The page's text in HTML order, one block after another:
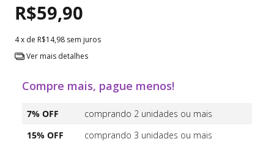
R$59,90
4x de R$14,98 sem juros
Ver mais detalhes
Compre mais, pague menos!
7% OFF
comprando 2 unidades ou mais
15% OFF
comprando 3 unidades ou mais